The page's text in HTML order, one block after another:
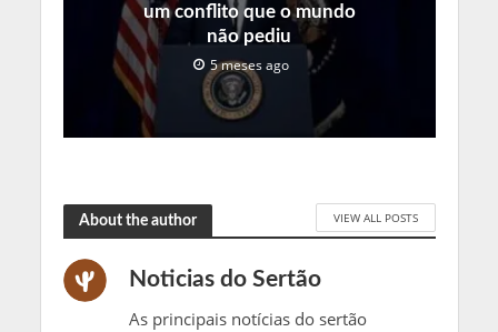
um conflito que o mundo
não pediu
5 meses ago
About the author VIEW ALL POSTS
Noticias do Sertão
As principais notícias do sertão